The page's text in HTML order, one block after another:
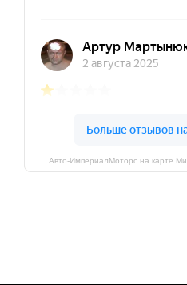
Авто-ИмпериалМоторс на карте